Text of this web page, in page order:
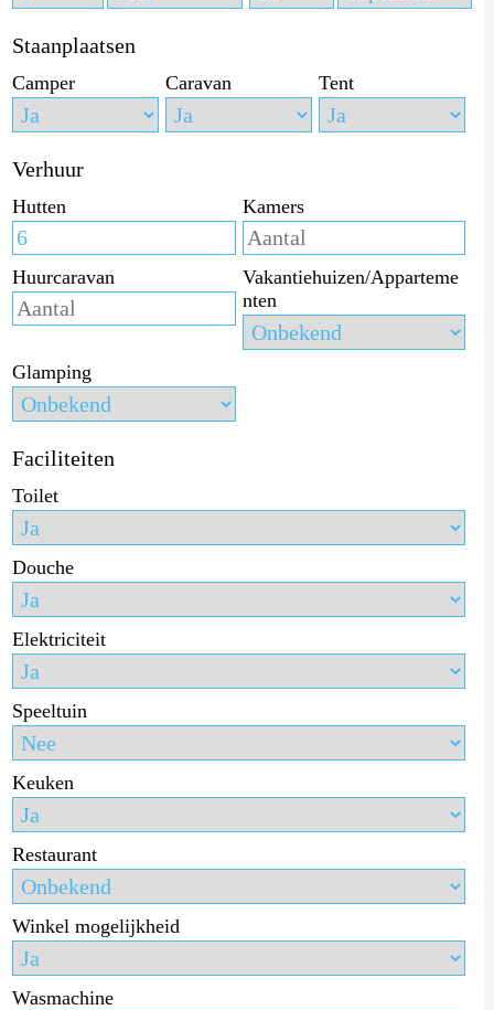
Staanplaatsen
Camper Caravan Tent
Verhuur
Hutten Kamers
Huurcaravan
Vakantiehuizen/Apparteme
nten
Glamping
Faciliteiten
Toilet
Douche
Elektriciteit
Speeltuin
Keuken
Restaurant
Winkel mogelijkheid
Wasmachine